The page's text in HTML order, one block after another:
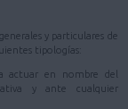
y particulares de
tipologías:
actuar en nombre del
y ante cualquier